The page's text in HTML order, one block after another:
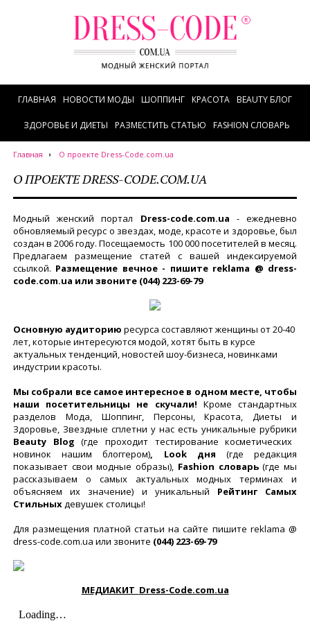
ГЛАВНАЯ НОВОСТИ МОДЫ ШОППИНГ КРАСОТА BEAUTY БЛОГ
ЗДОРОВЬЕ И ДИЕТЫ РАЗМЕСТИТЬ СТАТЬЮ FASHION СЛОВАРЬ
Главная О проекте Dress-Code.com.ua
О ПРОЕКТЕ DRESS-CODE.COM.UA
Модный женский портал Dress-code.com.ua - ежедневно
обновляемый ресурс о звездах, моде, красоте и здоровье, был
создан в 2006 году. Посещаемость 100 000 посетителей в месяц.
Предлагаем размещение статей с вашей индексируемой
ссылкой. Размещение вечное - пишите reklama @ dress-
code.com.ua или звоните (044) 223-69-79
Основную аудиторию ресурса составляют женщины от 20-40
лет, которые интересуются модой, хотят быть в курсе
актуальных тенденций, новостей шоу-бизнеса, новинками
индустрии красоты.
Мы собрали все самое интересное в одном месте, чтобы
наши посетительницы не скучали! Кроме стандартных
разделов Мода, Шоппинг, Персоны, Красота, Диеты и
Здоровье, Звездные сплетни у нас есть уникальные рубрики
Beauty Blog(где проходит тестирование косметических
новинок нашим блоггером), Look дня (где редакция
показывает свои модные образы), Fashion словарь(где мы
рассказываем о самых актуальных модных терминах и
объясняем их значение) и уникальный Рейтинг Самых
Стильныхдевушек столицы!
Для размещения платной статьи на сайте пишите reklama @
dress-code.com.ua или звоните (044) 223-69-79
МЕДИАКИТ Dress-Code.com.ua